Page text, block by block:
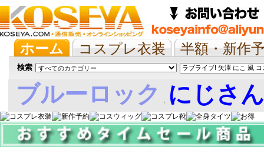
ホーム コスプレ衣装
半額・新作
抱き枕/布団/シーツ
ツイステ ウマ
検索
ブルーロック , にじさ
娘